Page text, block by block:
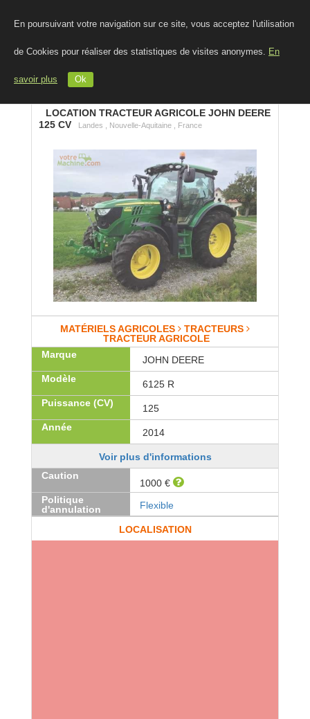
En poursuivant votre navigation sur ce site, vous acceptez l'utilisation
de Cookies pour réaliser des statistiques de visites anonymes. En
savoir plus Ok
LOCATION TRACTEUR AGRICOLE JOHN DEERE
125 CV
Landes , Nouvelle-Aquitaine , France
MATÉRIELS AGRICOLES
TRACTEURS
TRACTEUR AGRICOLE
Marque
JOHN DEERE
Modèle
6125 R
Puissance (CV)
125
Année
2014
Voir plus d'informations
Caution
1000 €
Politique
d'annulation
Flexible
LOCALISATION